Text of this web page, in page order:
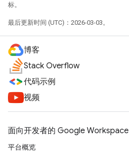
标。
最后更新时间 (UTC)：2026-03-03。
博客
Stack Overflow
代码示例
视频
面向开发者的 Google Workspace
平台概览